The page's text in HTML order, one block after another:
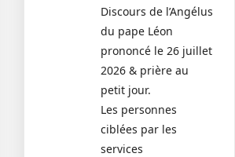
Discours de l’Angélus
du pape Léon
prononcé le 26 juillet
2026 & prière au
petit jour.
Les personnes
ciblées par les
services